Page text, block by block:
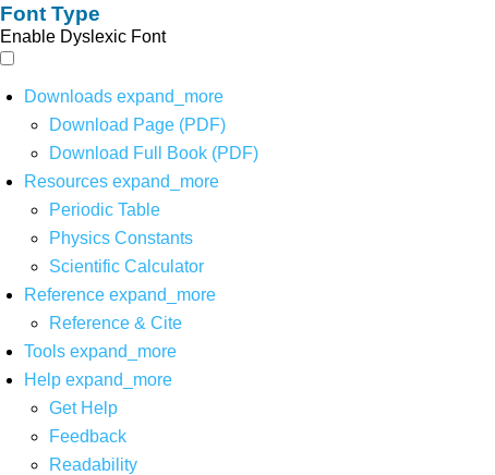
Font Type
Enable Dyslexic Font
Downloads expand_more
Download Page (PDF)
Download Full Book (PDF)
Resources expand_more
Periodic Table
Physics Constants
Scientific Calculator
Reference expand_more
Reference & Cite
Tools expand_more
Help expand_more
Get Help
Feedback
Readability